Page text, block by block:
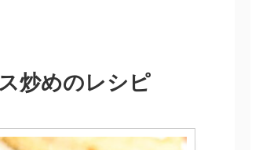
炒めのレシピ